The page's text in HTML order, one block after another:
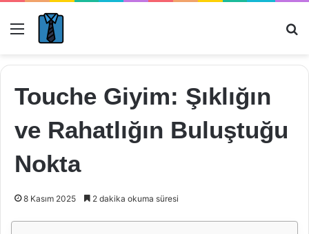
Menü
Touche Giyim: Şıklığın
ve Rahatlığın Buluştuğu
Nokta
8 Kasım 2025 2 dakika okuma süresi